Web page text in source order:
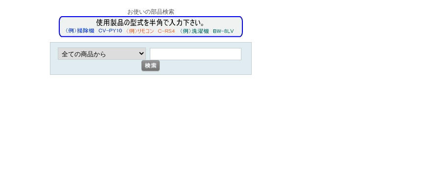
お使いの部品検索